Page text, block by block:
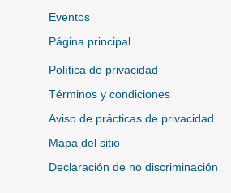
Eventos
Página principal
Política de privacidad
Términos y condiciones
Aviso de prácticas de privacidad
Mapa del sitio
Declaración de no discriminación